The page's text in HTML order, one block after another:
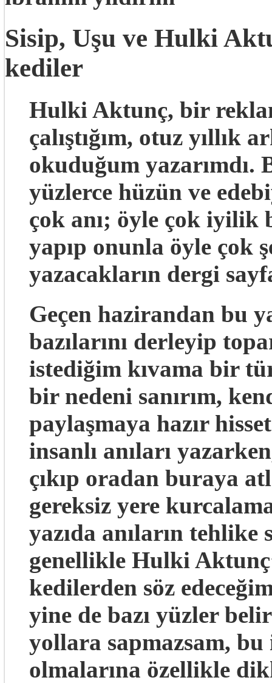
Sisip, Uşu ve Hulki
kediler
Hulki Aktunç, bir
çalıştığım, otuz yıllık
okuduğum yazarımdı.
yüzlerce hüzün ve
çok anı; öyle çok
yapıp onunla öyle çok
yazacakların dergi
Geçen hazirandan bu
bazılarını derleyip
istediğim kıvama bir
bir nedeni sanırım,
paylaşmaya hazır
insanlı anıları
çıkıp oradan buraya
gereksiz yere
yazıda anıların tehlike
genellikle Hulki
kedilerden söz
yine de bazı yüzler
yollara sapmazsam,
olmalarına özellikle